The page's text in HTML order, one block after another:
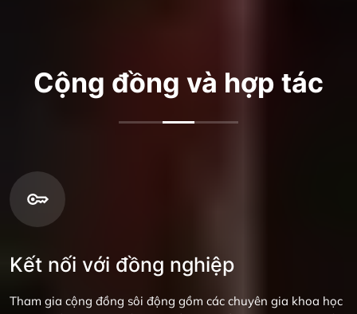
Cộng đồng và hợp tác
Kết nối với đồng nghiệp
Tham gia cộng đồng sôi động gồm các chuyên gia khoa học